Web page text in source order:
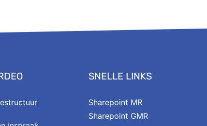
SNELLE LINKS
Sharepoint MR
Sharepoint GMR